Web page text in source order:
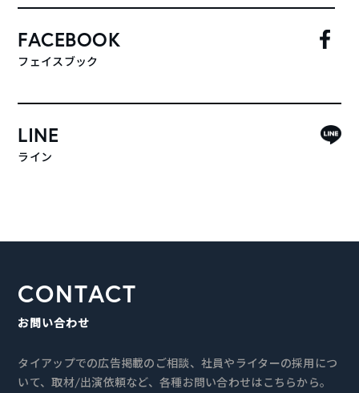
FACEBOOK
フェイスブック
LINE
ライン
CONTACT
お問い合わせ
タイアップでの広告掲載のご相談、社員やライターの採用につ
いて、取材/出演依頼など、各種お問い合わせはこちらから。